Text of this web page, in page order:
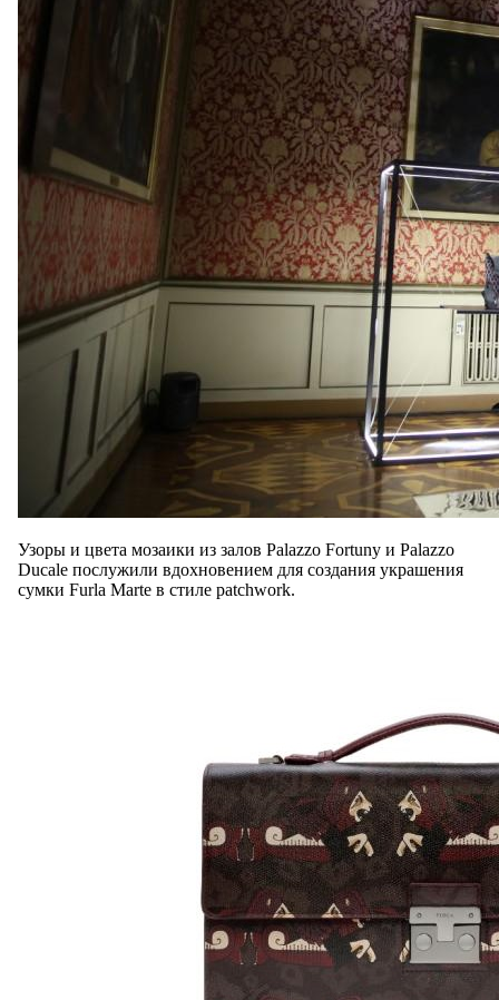
Узоры и цвета мозаики из залов Palazzo Fortuny и Palazzo
Ducale послужили вдохновением для создания украшения
сумки Furla Marte в стиле patchwork.